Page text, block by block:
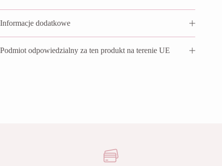
Informacje dodatkowe
Podmiot odpowiedzialny za ten produkt na terenie UE